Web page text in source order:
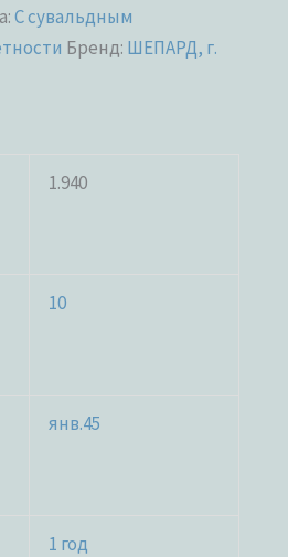
С сувальдным
Бренд: ШЕПАРД, г.
1.940
10
янв.45
1 год